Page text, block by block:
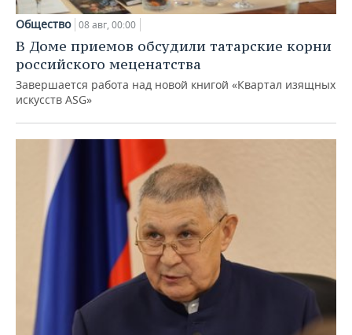
Общество 08 авг, 00:00
В Доме приемов обсудили татарские корни
российского меценатства
Завершается работа над новой книгой «Квартал изящных
искусств ASG»